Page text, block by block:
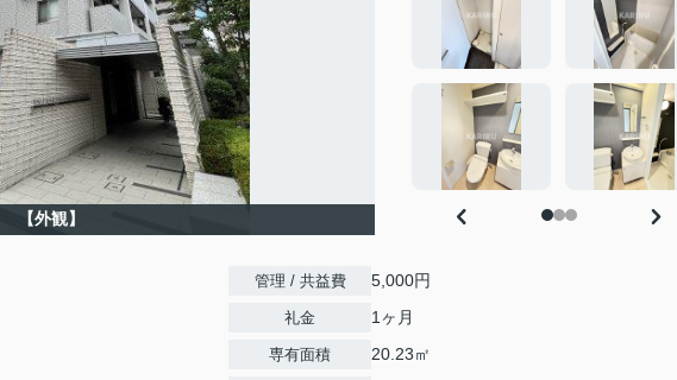
【外観】
管理 / 共益費 5,000円
礼金 1ヶ月
専有面積 20.23㎡